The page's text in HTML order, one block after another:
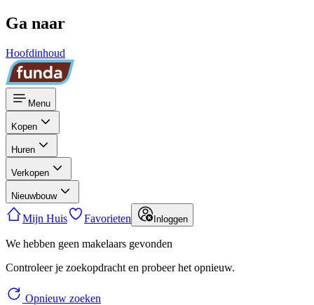
Ga naar
Hoofdinhoud
Menu
Kopen
Huren
Verkopen
Nieuwbouw
Mijn Huis Favorieten Inloggen
We hebben geen makelaars gevonden
Controleer je zoekopdracht en probeer het opnieuw.
Opnieuw zoeken